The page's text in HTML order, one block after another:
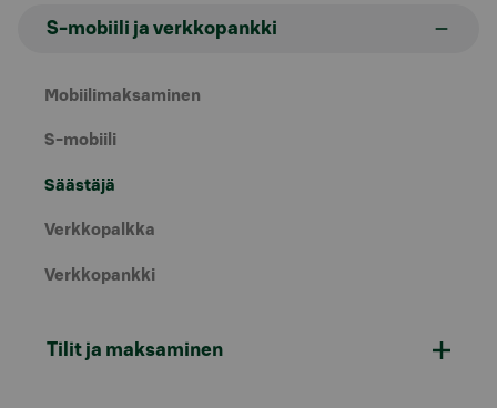
S-mobiili ja verkkopankki
Mobiilimaksaminen
S-mobiili
Säästäjä
Verkkopalkka
Verkkopankki
Tilit ja maksaminen